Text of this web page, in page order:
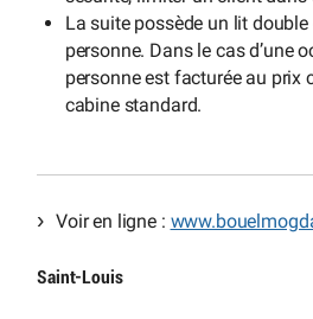
La suite possède un lit
personne. Dans le cas d’une
personne est facturée au prix
cabine standard.
Voir en ligne :
Saint-Louis